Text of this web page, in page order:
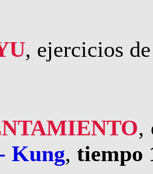
, ejercicios
,
Kung, tiempo